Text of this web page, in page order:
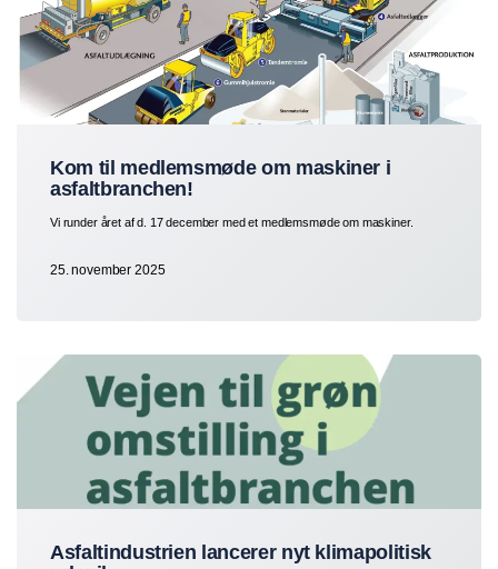
Kom til medlemsmøde om maskiner i
asfaltbranchen!
Vi runder året af d. 17 december med et medlemsmøde om maskiner.
25. november 2025
Asfaltindustrien lancerer nyt klimapolitisk